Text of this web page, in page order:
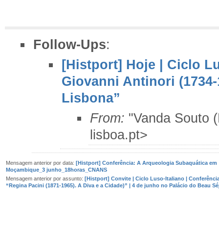
Follow-Ups:
[Histport] Hoje | Ciclo
Giovanni Antinori
Lisbona”
From: "Vanda Souto
lisboa.pt>
Mensagem anterior por data: [Histport] Conferência: A Arqueologia Subaquática em
Moçambique_3 junho_18horas_CNANS
Mensagem anterior por assunto: [Histport] Convite | Ciclo Luso-Italiano |
“Regina Pacini (1871-1965). A Diva e a Cidade)” | 4 de junho no Palácio do Beau